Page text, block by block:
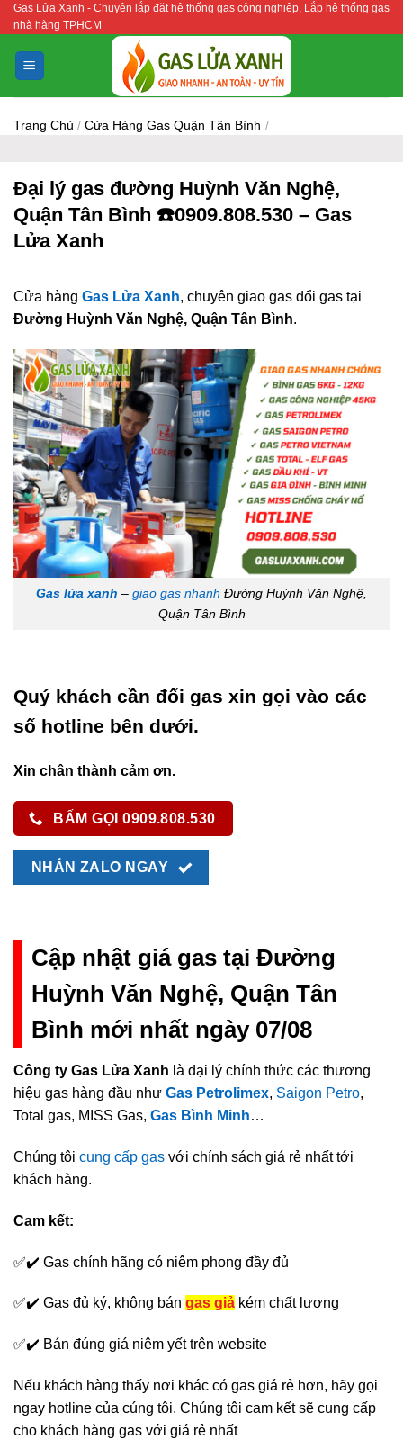
Bỏ
qua
nội
dung
Gas Lửa Xanh - Chuyên lắp đặt hệ thống gas công nghiệp, Lắp hệ thống gas
nhà hàng TPHCM
Trang Chủ / Cửa Hàng Gas Quận Tân Bình /
Đại lý gas đường Huỳnh Văn Nghệ,
Quận Tân Bình ☎️0909.808.530 – Gas
Lửa Xanh
Cửa hàng Gas Lửa Xanh, chuyên giao gas đổi gas tại
Đường Huỳnh Văn Nghệ, Quận Tân Bình.
Gas lửa xanh – giao gas nhanh Đường Huỳnh Văn Nghệ,
Quận Tân Bình
Quý khách cần đổi gas xin gọi vào các
số hotline bên dưới.
Xin chân thành cảm ơn.
BẤM GỌI 0909.808.530
NHẮN ZALO NGAY
Cập nhật giá gas tại Đường
Huỳnh Văn Nghệ, Quận Tân
Bình mới nhất ngày 07/08
Công ty Gas Lửa Xanh là đại lý chính thức các thương
hiệu gas hàng đầu như Gas Petrolimex, Saigon Petro,
Total gas, MISS Gas, Gas Bình Minh…
Chúng tôi cung cấp gas với chính sách giá rẻ nhất tới
khách hàng.
Cam kết:
✅✔️ Gas chính hãng có niêm phong đầy đủ
✅✔️ Gas đủ ký, không bán gas giả kém chất lượng
✅✔️ Bán đúng giá niêm yết trên website
Nếu khách hàng thấy nơi khác có gas giá rẻ hơn, hãy gọi
ngay hotline của cúng tôi. Chúng tôi cam kết sẽ cung cấp
cho khách hàng gas với giá rẻ nhất